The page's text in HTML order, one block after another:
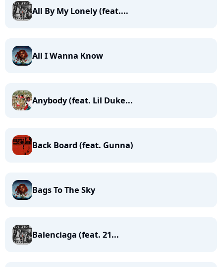
All By My Lonely (feat....
All I Wanna Know
Anybody (feat. Lil Duke...
Back Board (feat. Gunna)
Bags To The Sky
Balenciaga (feat. 21...